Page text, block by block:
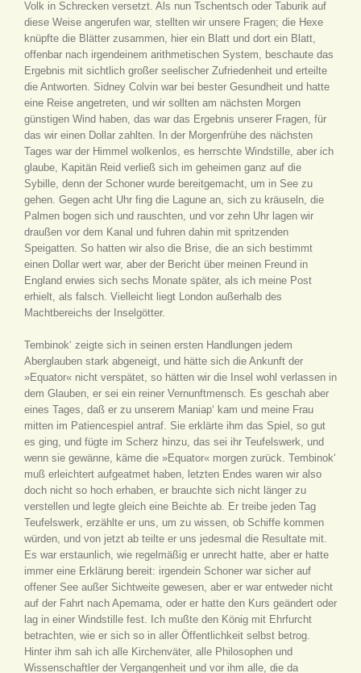
Volk in Schrecken versetzt. Als nun Tschentsch oder Taburik auf
diese Weise angerufen war, stellten wir unsere Fragen; die Hexe
knüpfte die Blätter zusammen, hier ein Blatt und dort ein Blatt,
offenbar nach irgendeinem arithmetischen System, beschaute das
Ergebnis mit sichtlich großer seelischer Zufriedenheit und erteilte
die Antworten. Sidney Colvin war bei bester Gesundheit und hatte
eine Reise angetreten, und wir sollten am nächsten Morgen
günstigen Wind haben, das war das Ergebnis unserer Fragen, für
das wir einen Dollar zahlten. In der Morgenfrühe des nächsten
Tages war der Himmel wolkenlos, es herrschte Windstille, aber ich
glaube, Kapitän Reid verließ sich im geheimen ganz auf die
Sybille, denn der Schoner wurde bereitgemacht, um in See zu
gehen. Gegen acht Uhr fing die Lagune an, sich zu kräuseln, die
Palmen bogen sich und rauschten, und vor zehn Uhr lagen wir
draußen vor dem Kanal und fuhren dahin mit spritzenden
Speigatten. So hatten wir also die Brise, die an sich bestimmt
einen Dollar wert war, aber der Bericht über meinen Freund in
England erwies sich sechs Monate später, als ich meine Post
erhielt, als falsch. Vielleicht liegt London außerhalb des
Machtbereichs der Inselgötter.
Tembinok‘ zeigte sich in seinen ersten Handlungen jedem
Aberglauben stark abgeneigt, und hätte sich die Ankunft der
»Equator« nicht verspätet, so hätten wir die Insel wohl verlassen in
dem Glauben, er sei ein reiner Vernunftmensch. Es geschah aber
eines Tages, daß er zu unserem Maniap‘ kam und meine Frau
mitten im Patiencespiel antraf. Sie erklärte ihm das Spiel, so gut
es ging, und fügte im Scherz hinzu, das sei ihr Teufelswerk, und
wenn sie gewänne, käme die »Equator« morgen zurück. Tembinok‘
muß erleichtert aufgeatmet haben, letzten Endes waren wir also
doch nicht so hoch erhaben, er brauchte sich nicht länger zu
verstellen und legte gleich eine Beichte ab. Er treibe jeden Tag
Teufelswerk, erzählte er uns, um zu wissen, ob Schiffe kommen
würden, und von jetzt ab teilte er uns jedesmal die Resultate mit.
Es war erstaunlich, wie regelmäßig er unrecht hatte, aber er hatte
immer eine Erklärung bereit: irgendein Schoner war sicher auf
offener See außer Sichtweite gewesen, aber er war entweder nicht
auf der Fahrt nach Apemama, oder er hatte den Kurs geändert oder
lag in einer Windstille fest. Ich mußte den König mit Ehrfurcht
betrachten, wie er sich so in aller Öffentlichkeit selbst betrog.
Hinter ihm sah ich alle Kirchenväter, alle Philosophen und
Wissenschaftler der Vergangenheit und vor ihm alle, die da